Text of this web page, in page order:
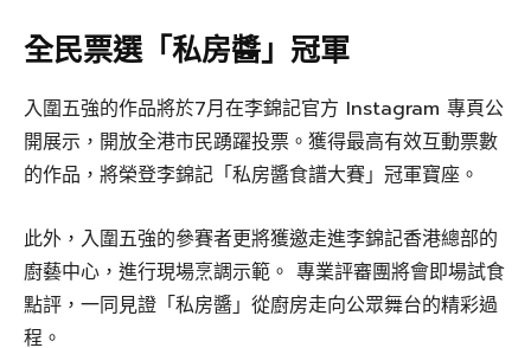
全民票選「私房醬」冠軍
入圍五強的作品將於7月在李錦記官方 Instagram 專頁公
開展示，開放全港市民踴躍投票。獲得最高有效互動票數
的作品，將榮登李錦記「私房醬食譜大賽」冠軍寶座。
此外，入圍五強的參賽者更將獲邀走進李錦記香港總部的
廚藝中心，進行現場烹調示範。 專業評審團將會即場試食
點評，一同見證「私房醬」從廚房走向公眾舞台的精彩過
程。